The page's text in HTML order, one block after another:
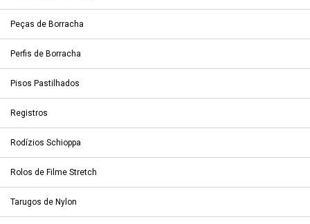
Peças de Borracha
Perfis de Borracha
Pisos Pastilhados
Registros
Rodízios Schioppa
Rolos de Filme Stretch
Tarugos de Nylon